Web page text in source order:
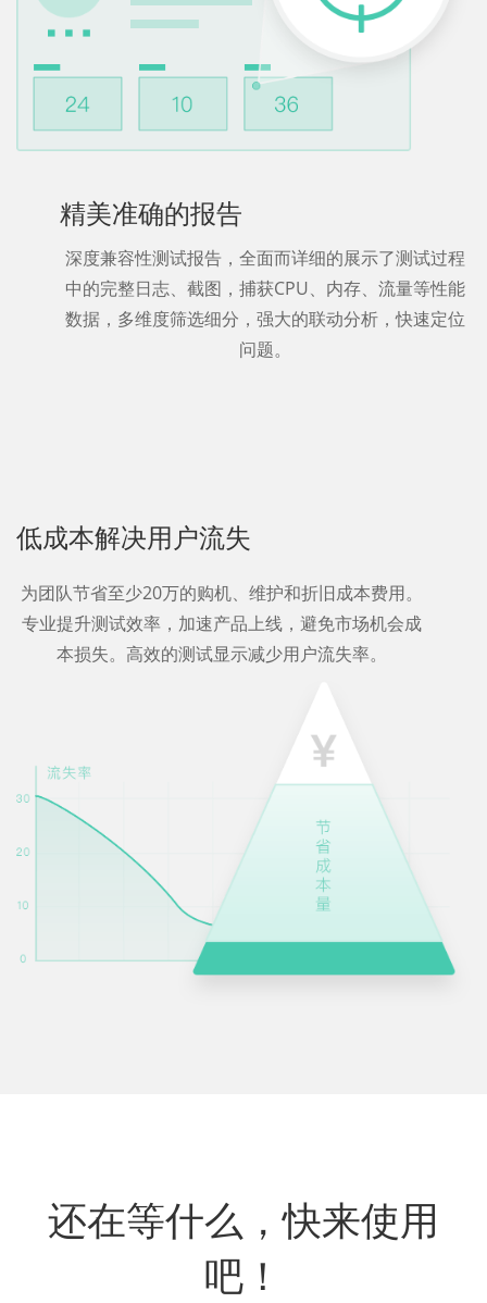
精美准确的报告
深度兼容性测试报告，全面而详细的展示了测试过程
中的完整日志、截图，捕获CPU、内存、流量等性能
数据，多维度筛选细分，强大的联动分析，快速定位
问题。
低成本解决用户流失
为团队节省至少20万的购机、维护和折旧成本费用。
专业提升测试效率，加速产品上线，避免市场机会成
本损失。高效的测试显示减少用户流失率。
还在等什么，快来使用
吧！